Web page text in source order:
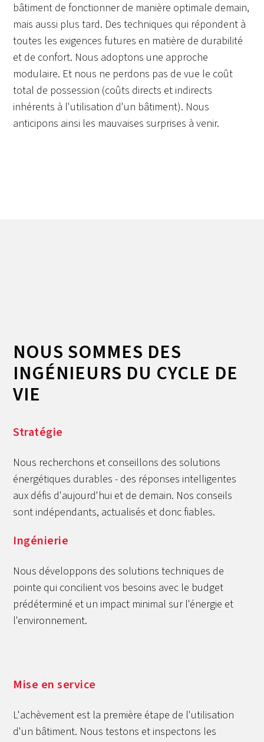
bâtiment de fonctionner de manière optimale demain,
mais aussi plus tard. Des techniques qui répondent à
toutes les exigences futures en matière de durabilité
et de confort. Nous adoptons une approche
modulaire. Et nous ne perdons pas de vue le coût
total de possession (coûts directs et indirects
inhérents à l'utilisation d'un bâtiment). Nous
anticipons ainsi les mauvaises surprises à venir.
NOUS SOMMES DES
INGÉNIEURS DU CYCLE DE
VIE
Stratégie
Nous recherchons et conseillons des solutions
énergétiques durables - des réponses intelligentes
aux défis d'aujourd'hui et de demain. Nos conseils
sont indépendants, actualisés et donc fiables.
Ingénierie
Nous développons des solutions techniques de
pointe qui concilient vos besoins avec le budget
prédéterminé et un impact minimal sur l'énergie et
l'environnement.
Mise en service
L'achèvement est la première étape de l'utilisation
d'un bâtiment. Nous testons et inspectons les